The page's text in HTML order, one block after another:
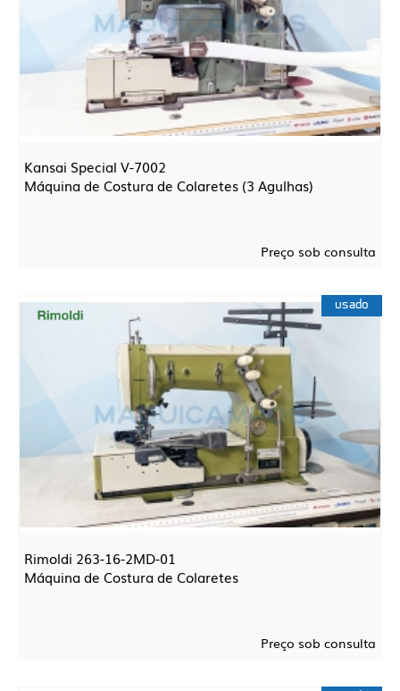
Kansai Special V-7002
Máquina de Costura de Colaretes (3 Agulhas)
Preço sob consulta
usado
Rimoldi 263-16-2MD-01
Máquina de Costura de Colaretes
Preço sob consulta